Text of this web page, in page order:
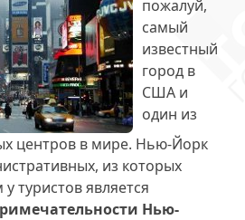
пожалуй,
самый
известный
город в
США и
один из
центров в мире. Нью-Йорк
из которых
туристов является
Нью-